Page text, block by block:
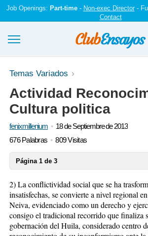
Job Openings: Part-time- Non-exec Director-
Contact
Ensayos y trabajos
Registrarse
Iniciar sesión
Temas Variados
Actividad
Cultura politica
fenixmillenium
18 de Septiembre de 2013
676 Palabras
809 Visitas
Página 1 de 3
2) La conflictividad social que se ha
insatisfechas, se convierte a nivel regional
Neiva, evidenciado como un derecho y
consigo el tradicional recorrido que finaliza
gobernación del Huila, considerado centro